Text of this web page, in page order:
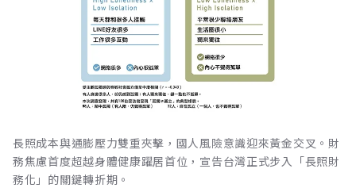
長照成本與通膨壓力雙重夾擊，國人風險意識迎來黃金交叉。財
務焦慮首度超越身體健康躍居首位，宣告台灣正式步入「長照財
務化」的關鍵轉折期。